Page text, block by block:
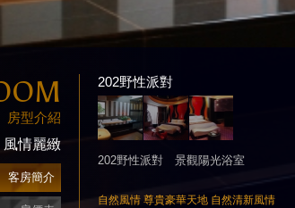
房型介紹
風情麗緻
客房簡介
202野性派對
202野性派對 景觀陽光浴室
自然風情 尊貴豪華天地 自然清新風情